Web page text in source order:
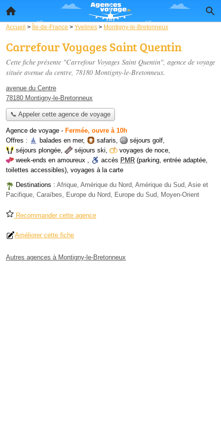
Accueil > Île-de-France > Yvelines > Montigny-le-Bretonneux
Carrefour Voyages Saint Quentin
Cette fiche présente "Carrefour Voyages Saint Quentin", agence de voyage
située avenue du centre, 78180 Montigny-le-Bretonneux.
avenue du Centre
78180 Montigny-le-Bretonneux
📞 Appeler cette agence de voyage
Agence de voyage - Fermée, ouvre à 10h
Offres :
balades en mer, safaris, séjours golf,
séjours plongée, séjours ski, voyages de noce,
week-ends en amoureux , accès PMR (parking, entrée adaptée,
toilettes accessibles), voyages à la carte
Destinations : Afrique, Amérique du Nord, Amérique du Sud, Asie et
Pacifique, Caraïbes, Europe du Nord, Europe du Sud, Moyen-Orient
Recommander cette agence
Améliorer cette fiche
Autres agences à Montigny-le-Bretonneux